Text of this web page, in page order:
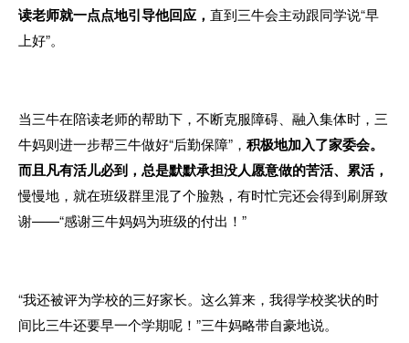
读老师就一点点地引导他回应， 直到三牛会主动跟同学说“早
上好”。
当三牛在陪读老师的帮助下，不断克服障碍、融入集体时，三
牛妈则进一步帮三牛做好“后勤保障”， 积极地加入了家委会。
而且凡有活儿必到，总是默默承担没人愿意做的苦活、累活，
慢慢地，就在班级群里混了个脸熟，有时忙完还会得到刷屏致
谢——“感谢三牛妈妈为班级的付出！”
“我还被评为学校的三好家长。这么算来，我得学校奖状的时
间比三牛还要早一个学期呢！”三牛妈略带自豪地说。